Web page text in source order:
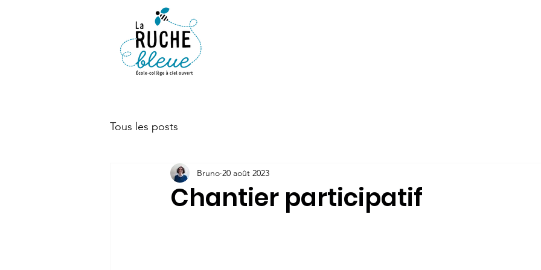
Tous les posts
Chantier participatif
Bruno 20 août 2023